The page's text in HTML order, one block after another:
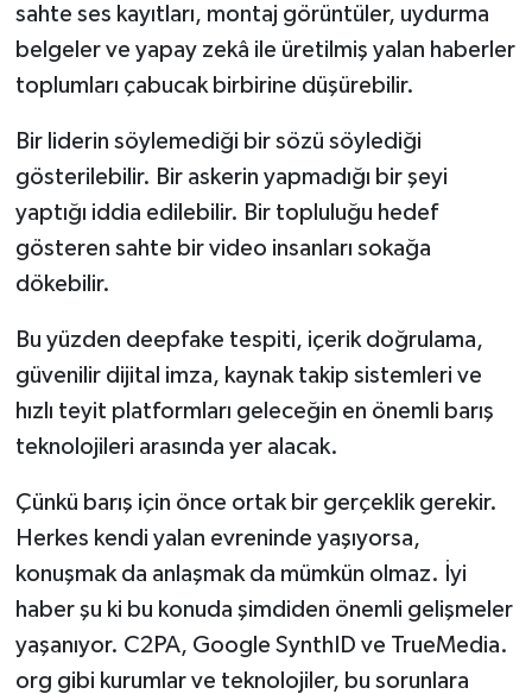
sahte ses kayıtları, montaj görüntüler, uydurma
belgeler ve yapay zekâ ile üretilmiş yalan haberler
toplumları çabucak birbirine düşürebilir.
Bir liderin söylemediği bir sözü söylediği
gösterilebilir. Bir askerin yapmadığı bir şeyi
yaptığı iddia edilebilir. Bir topluluğu hedef
gösteren sahte bir video insanları sokağa
dökebilir.
Bu yüzden deepfake tespiti, içerik doğrulama,
güvenilir dijital imza, kaynak takip sistemleri ve
hızlı teyit platformları geleceğin en önemli barış
teknolojileri arasında yer alacak.
Çünkü barış için önce ortak bir gerçeklik gerekir.
Herkes kendi yalan evreninde yaşıyorsa,
konuşmak da anlaşmak da mümkün olmaz. İyi
haber şu ki bu konuda şimdiden önemli gelişmeler
yaşanıyor. C2PA, Google SynthID ve TrueMedia.
org gibi kurumlar ve teknolojiler, bu sorunlara